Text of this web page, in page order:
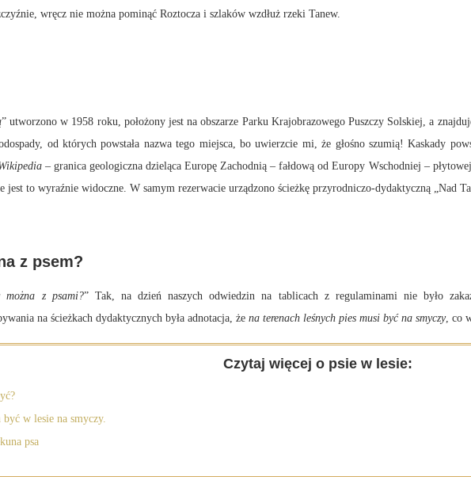
wręcz nie można pominąć Roztocza i szlaków wzdłuż rzeki Tanew.
” utworzono w 1958 roku, położony jest na obszarze Parku Krajobrazowego Puszczy Solskiej, a
od których powstała nazwa tego miejsca, bo uwierzcie mi, że głośno szumią! Kaskady
– granica geologiczna dzieląca Europę Zachodnią – fałdową od Europy Wschodniej –
jest to wyraźnie widoczne. W samym rezerwacie urządzono ścieżkę przyrodniczo-dydaktyczną „Nad
z psem?
można z psami?” Tak, na dzień naszych odwiedzin na tablicach z regulaminami nie było
na ścieżkach dydaktycznych była adnotacja, że na terenach leśnych pies musi być na smyczy, co
Czytaj więcej o psie w lesie:
w lesie na smyczy.
psa